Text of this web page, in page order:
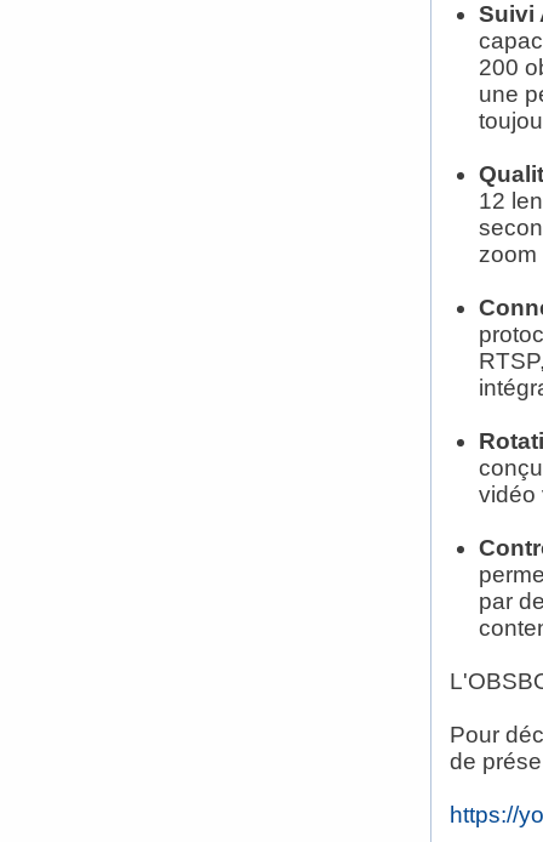
Suivi
200
une
12
zoom
vidéo
par
Pour
de
https://